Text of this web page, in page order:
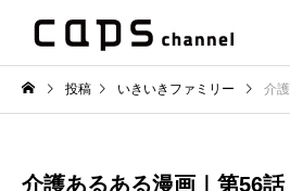
投稿 いきいきファミリー 介護
介護あるある漫画｜第56